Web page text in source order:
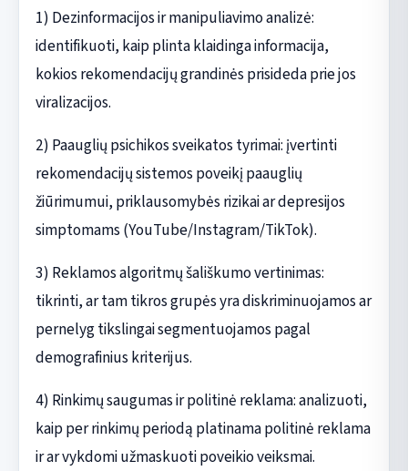
1) Dezinformacijos ir manipuliavimo analizė:
identifikuoti, kaip plinta klaidinga informacija,
kokios rekomendacijų grandinės prisideda prie jos
viralizacijos.
2) Paauglių psichikos sveikatos tyrimai: įvertinti
rekomendacijų sistemos poveikį paauglių
žiūrimumui, priklausomybės rizikai ar depresijos
simptomams (YouTube/Instagram/TikTok).
3) Reklamos algoritmų šališkumo vertinimas:
tikrinti, ar tam tikros grupės yra diskriminuojamos ar
pernelyg tikslingai segmentuojamos pagal
demografinius kriterijus.
4) Rinkimų saugumas ir politinė reklama: analizuoti,
kaip per rinkimų periodą platinama politinė reklama
ir ar vykdomi užmaskuoti poveikio veiksmai.